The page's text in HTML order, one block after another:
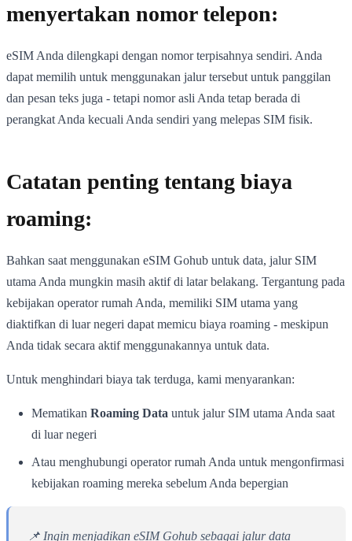
menyertakan nomor telepon:
eSIM Anda dilengkapi dengan nomor terpisahnya sendiri. Anda
dapat memilih untuk menggunakan jalur tersebut untuk panggilan
dan pesan teks juga - tetapi nomor asli Anda tetap berada di
perangkat Anda kecuali Anda sendiri yang melepas SIM fisik.
Catatan penting tentang biaya
roaming:
Bahkan saat menggunakan eSIM Gohub untuk data, jalur SIM
utama Anda mungkin masih aktif di latar belakang. Tergantung pada
kebijakan operator rumah Anda, memiliki SIM utama yang
diaktifkan di luar negeri dapat memicu biaya roaming - meskipun
Anda tidak secara aktif menggunakannya untuk data.
Untuk menghindari biaya tak terduga, kami menyarankan:
Mematikan Roaming Data untuk jalur SIM utama Anda saat
di luar negeri
Atau menghubungi operator rumah Anda untuk mengonfirmasi
kebijakan roaming mereka sebelum Anda bepergian
📌 Ingin menjadikan eSIM Gohub sebagai jalur data